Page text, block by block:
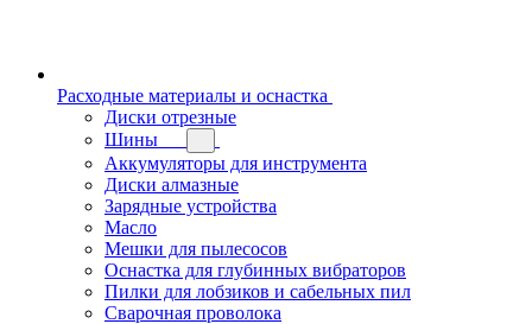
Расходные материалы и оснастка
Диски отрезные
Шины
Аккумуляторы для инструмента
Диски алмазные
Зарядные устройства
Масло
Мешки для пылесосов
Оснастка для глубинных вибраторов
Пилки для лобзиков и сабельных пил
Сварочная проволока